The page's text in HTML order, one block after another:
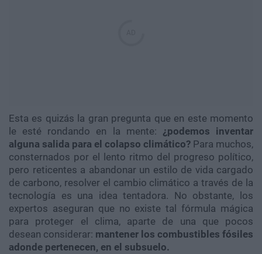
Esta es quizás la gran pregunta que en este momento
le esté rondando en la mente: ¿podemos inventar
alguna salida para el colapso climático? Para muchos,
consternados por el lento ritmo del progreso político,
pero reticentes a abandonar un estilo de vida cargado
de carbono, resolver el cambio climático a través de la
tecnología es una idea tentadora. No obstante, los
expertos aseguran que no existe tal fórmula mágica
para proteger el clima, aparte de una que pocos
desean considerar: mantener los combustibles fósiles
adonde pertenecen, en el subsuelo.